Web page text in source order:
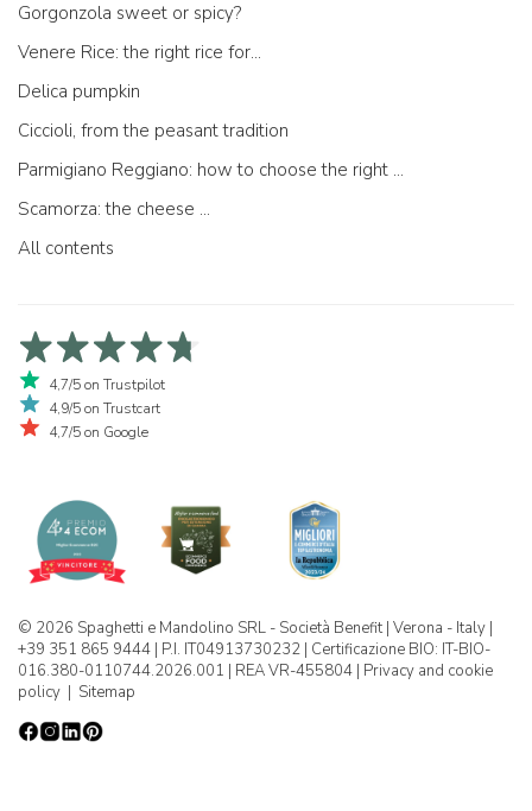
Gorgonzola sweet or spicy?
Venere Rice: the right rice for...
Delica pumpkin
Ciccioli, from the peasant tradition
Parmigiano Reggiano: how to choose the right one
Scamorza: the cheese ...
All contents
4,7/5 on Trustpilot
4,9/5 on Trustcart
4,7/5 on Google
© 2026 Spaghetti e Mandolino SRL - Società Benefit | Verona - Italy |
+39 351 865 9444 | P.I. IT04913730232 | Certificazione BIO: IT-BIO-
016.380-0110744.2026.001 | REA VR-455804 | Privacy and cookie
policy | Sitemap